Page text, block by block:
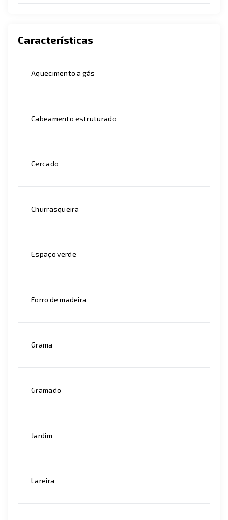
Características
Aquecimento a gás
Cabeamento estruturado
Cercado
Churrasqueira
Espaço verde
Forro de madeira
Grama
Gramado
Jardim
Lareira